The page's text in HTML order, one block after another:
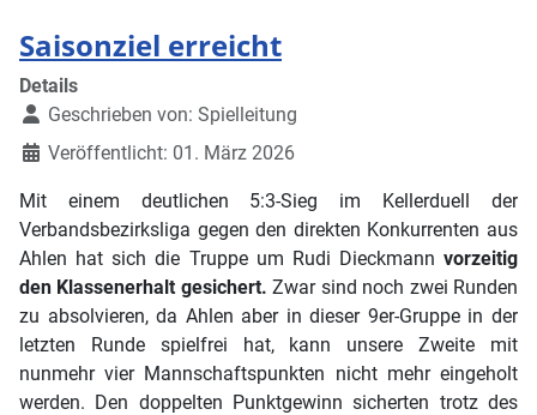
Saisonziel erreicht
Details
Geschrieben von: Spielleitung
Veröffentlicht: 01. März 2026
Mit einem deutlichen 5:3-Sieg im Kellerduell der
Verbandsbezirksliga gegen den direkten Konkurrenten aus
Ahlen hat sich die Truppe um Rudi Dieckmann vorzeitig
den Klassenerhalt gesichert. Zwar sind noch zwei Runden
zu absolvieren, da Ahlen aber in dieser 9er-Gruppe in der
letzten Runde spielfrei hat, kann unsere Zweite mit
nunmehr vier Mannschaftspunkten nicht mehr eingeholt
werden. Den doppelten Punktgewinn sicherten trotz des